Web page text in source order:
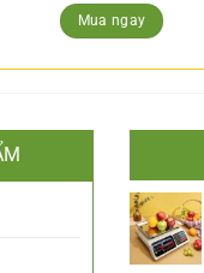
Mua ngay